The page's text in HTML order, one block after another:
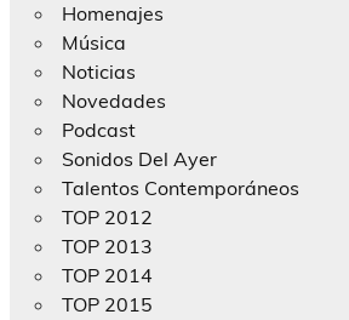
Homenajes
Música
Noticias
Novedades
Podcast
Sonidos Del Ayer
Talentos Contemporáneos
TOP 2012
TOP 2013
TOP 2014
TOP 2015